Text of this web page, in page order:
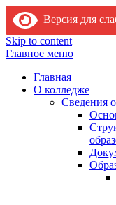
Версия для
Skip to content
Главное меню
Главная
О колледже
Сведения